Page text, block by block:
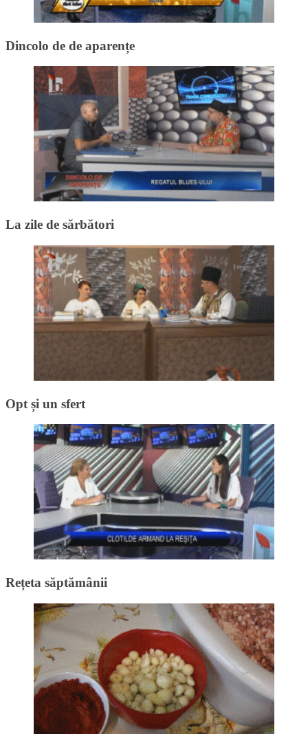
Dincolo de de aparențe
La zile de sărbători
Opt și un sfert
Rețeta săptămânii